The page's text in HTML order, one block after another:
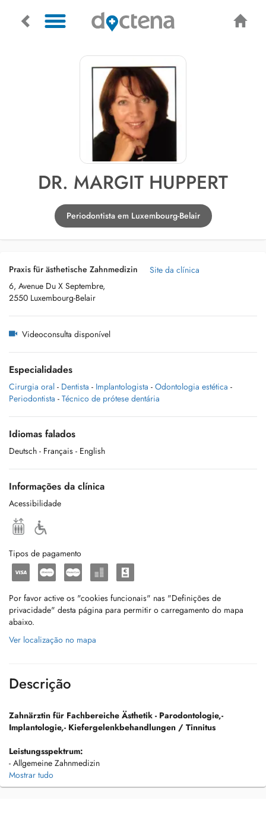
DR. MARGIT HUPPERT
Periodontista em Luxembourg-Belair
Praxis für ästhetische Zahnmedizin
6, Avenue Du X Septembre,
2550 Luxembourg-Belair
Site da clínica
Videoconsulta disponível
Especialidades
Cirurgia oral - Dentista - Implantologista - Odontologia estética -
Periodontista - Técnico de prótese dentária
Idiomas falados
Deutsch - Français - English
Informações da clínica
Acessibilidade
Tipos de pagamento
Por favor active os "cookies funcionais" nas "Definições de
privacidade" desta página para permitir o carregamento do mapa
abaixo.
Ver localização no mapa
Descrição
Zahnärztin für Fachbereiche Ästhetik - Parodontologie,-
Implantologie,- Kiefergelenkbehandlungen / Tinnitus
Leistungsspektrum:
- Allgemeine Zahnmedizin
- Knochenaufbau & Knochenregeneration
- Paradontitis – Behandlung
Mostrar tudo